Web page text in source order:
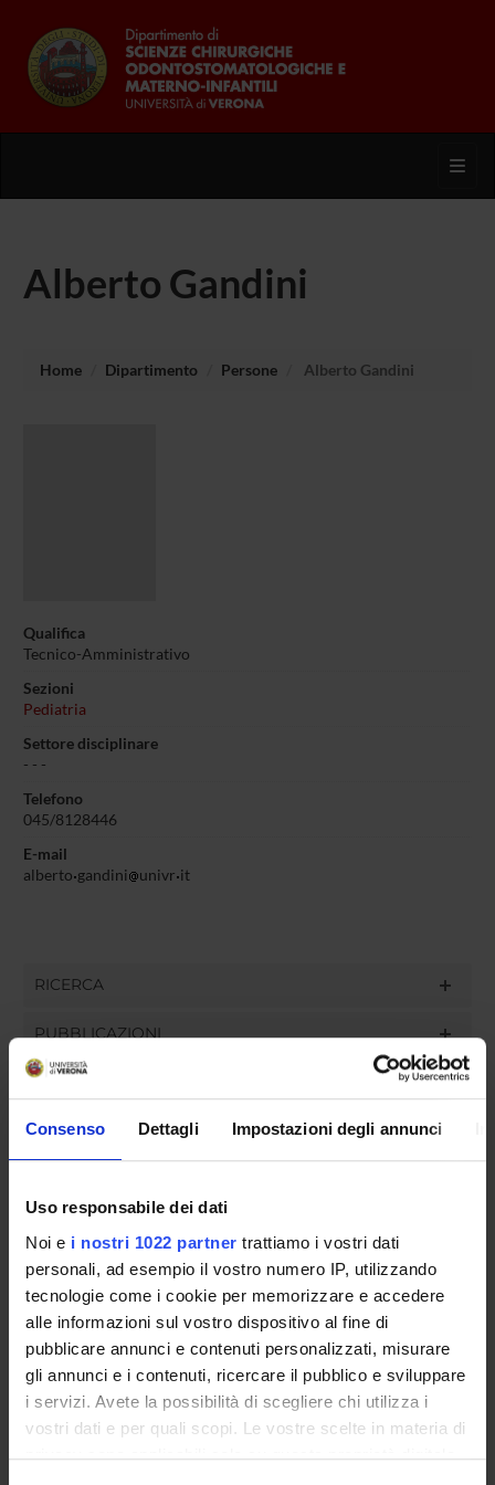
Consenso Dettagli Impostazioni degli annunci
Uso responsabile dei dati
Noi e i nostri 1022 partner trattiamo i vostri dati
personali, ad esempio il vostro numero IP, utilizzando
tecnologie come i cookie per memorizzare e accedere
alle informazioni sul vostro dispositivo al fine di
pubblicare annunci e contenuti personalizzati, misurare
gli annunci e i contenuti, ricercare il pubblico e sviluppare
i servizi. Avete la possibilità di scegliere chi utilizza i
vostri dati e per quali scopi. Le vostre scelte in materia di
privacy sono applicabili solo su questa proprietà digitale
Alberto Gandini
Home Dipartimento Persone Alberto Gandini
Qualifica
Tecnico-Amministrativo
Sezioni
Pediatria
Settore disciplinare
- - -
Telefono
045/8128446
E-mail
alberto gandini univr it
RICERCA
PUBBLICAZIONI
INCARICHI
ORGANIZZAZIONE
GOVERNANCE
COMMISSIONI
UFFICI E STRUTTURE DI SERVIZIO
SEGRETERIE STUDENTI